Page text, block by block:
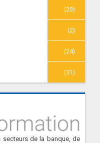
(20)
(2)
(24)
(31)
de la banque, de